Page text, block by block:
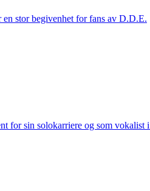
stor begivenhet for fans av D.D.E.
for sin solokarriere og som vokalist